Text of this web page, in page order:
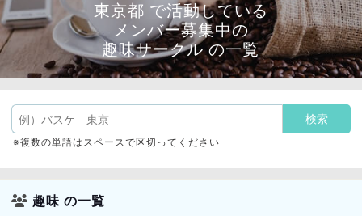
東京都 で活動している
メンバー募集中の
趣味サークル の一覧
※複数の単語はスペースで区切ってください
趣味 の一覧